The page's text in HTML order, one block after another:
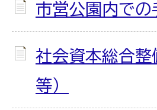
市営公園内で
社会資本総合
等）